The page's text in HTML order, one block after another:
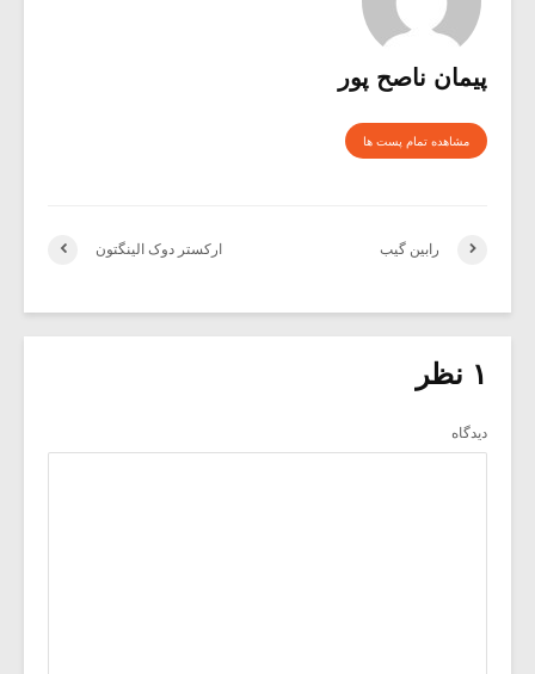
پیمان ناصح پور
مشاهده تمام پست ها
ارکستر دوک الینگتون رابین گیب
۱ نظر
دیدگاه